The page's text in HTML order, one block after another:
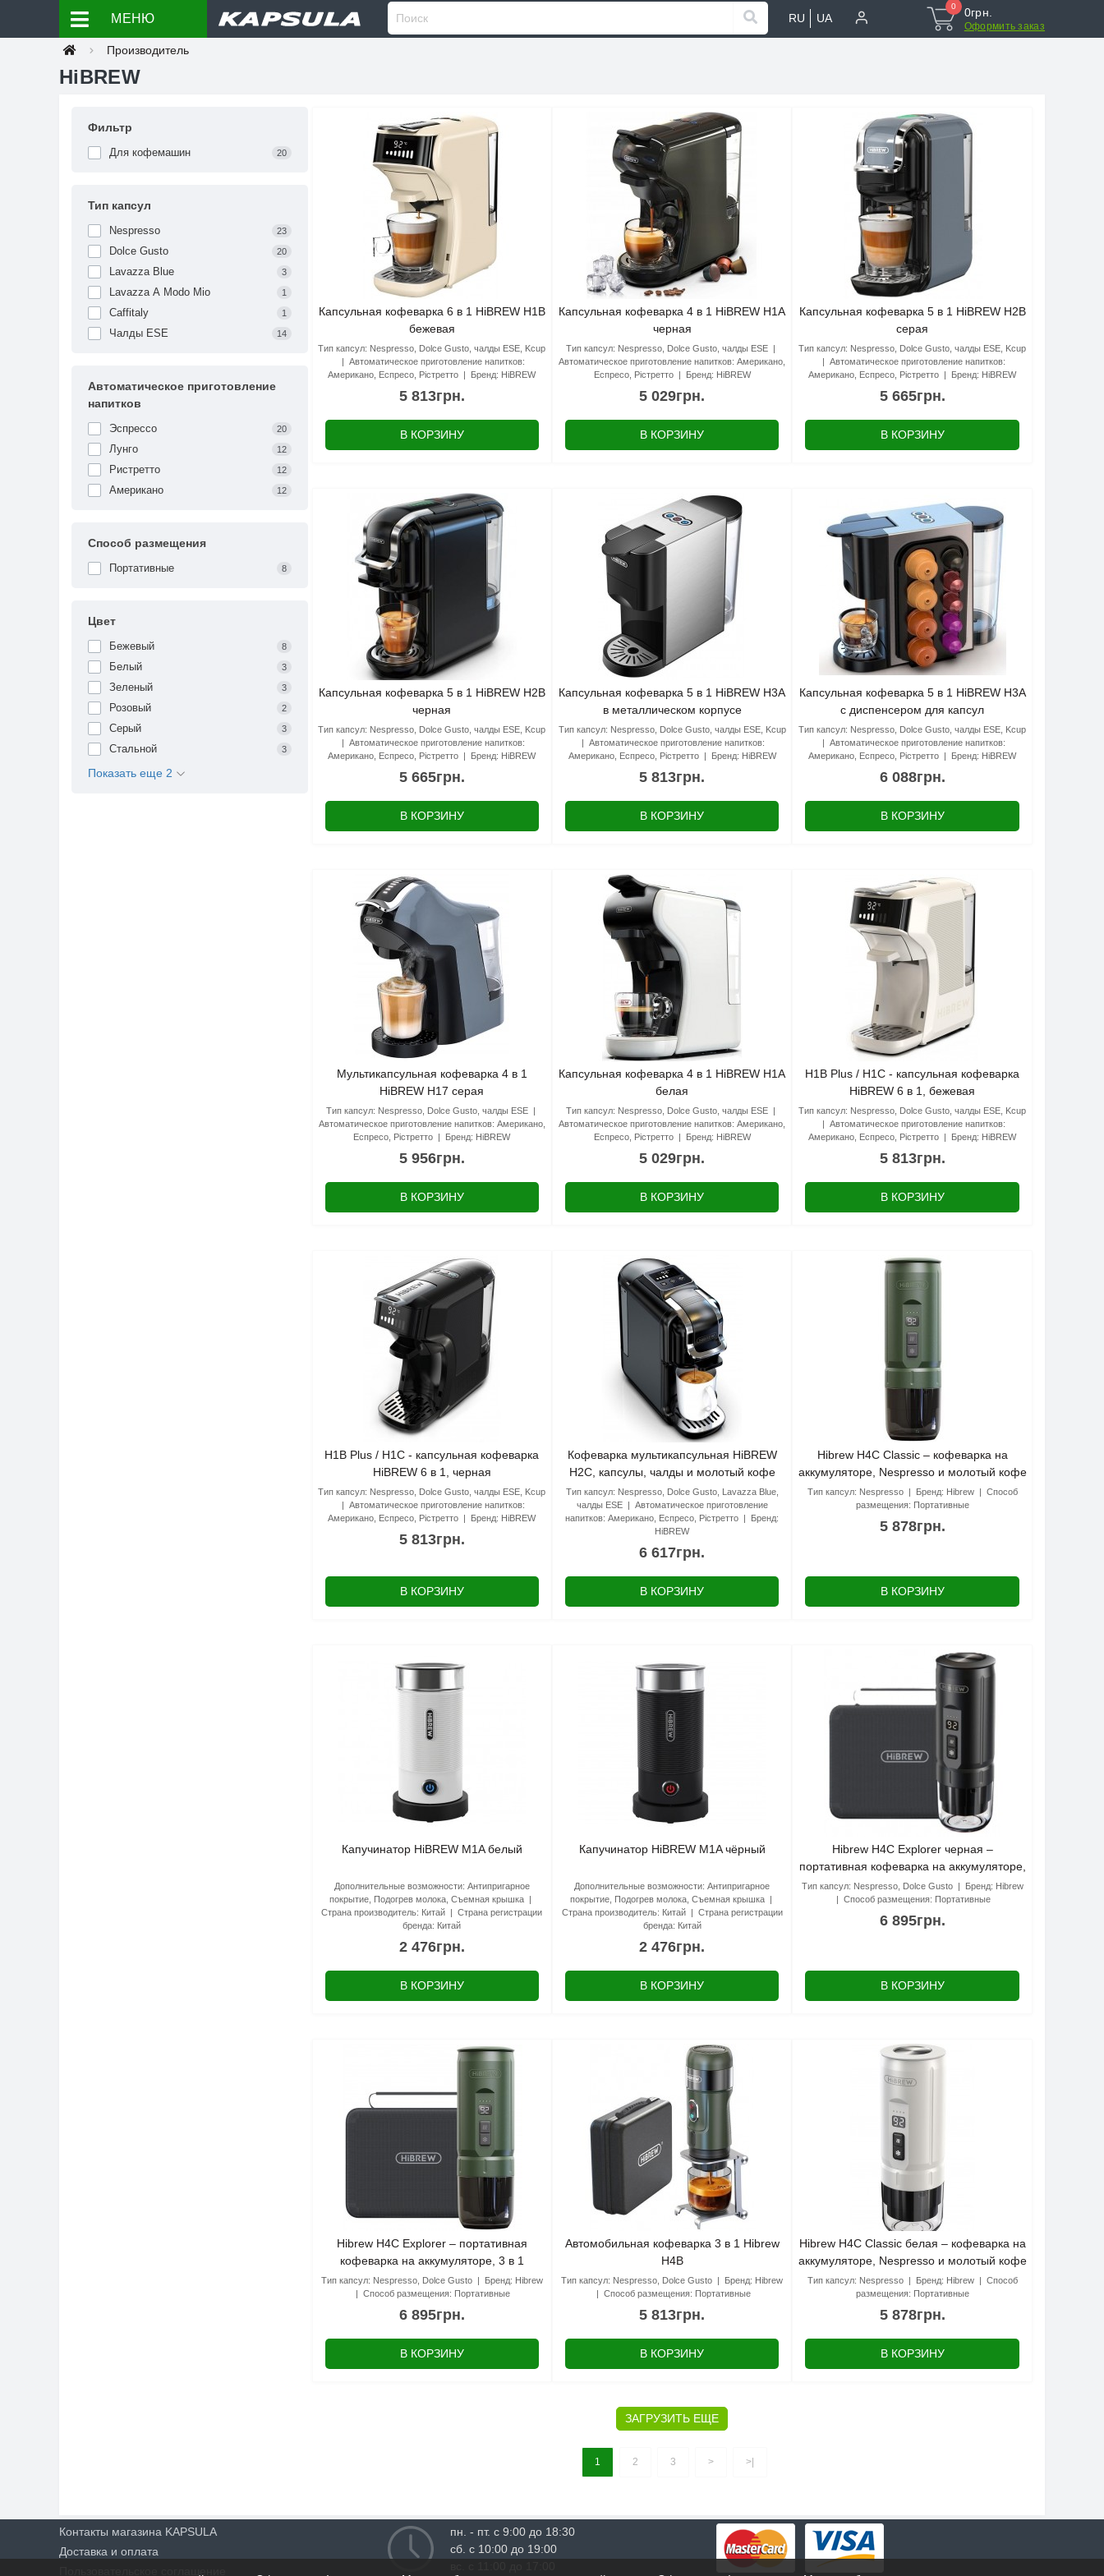
МЕНЮ RU UA
0 0грн.
Оформить заказ
Производитель
HiBREW
Фильтр
Для кофемашин 20
Тип капсул
Nespresso 23
Dolce Gusto 20
Lavazza Blue 3
Lavazza A Modo Mio 1
Caffitaly 1
Чалды ESE 14
Автоматическое приготовление
напитков
Эспрессо 20
Лунго 12
Ристретто 12
Американо 12
Способ размещения
Портативные 8
Цвет
Бежевый 8
Белый 3
Зеленый 3
Розовый 2
Серый 3
Стальной 3
Показать еще 2
Капсульная кофеварка 6 в 1 HiBREW H1B
бежевая
Тип капсул: Nespresso, Dolce Gusto, чалды ESE, Kcup
Автоматическое приготовление напитков:
Американо, Еспресо, Рістретто
Бренд: HiBREW
5 813грн.
В КОРЗИНУ
Капсульная кофеварка 4 в 1 HiBREW H1A
черная
Тип капсул: Nespresso, Dolce Gusto, чалды ESE
Автоматическое приготовление напитков: Американо,
Еспресо, Рістретто
Бренд: HiBREW
5 029грн.
В КОРЗИНУ
Капсульная кофеварка 5 в 1 HiBREW H2B
серая
Тип капсул: Nespresso, Dolce Gusto, чалды ESE, Kcup
Автоматическое приготовление напитков:
Американо, Еспресо, Рістретто
Бренд: HiBREW
5 665грн.
В КОРЗИНУ
Капсульная кофеварка 5 в 1 HiBREW H2B
черная
Тип капсул: Nespresso, Dolce Gusto, чалды ESE, Kcup
Автоматическое приготовление напитков:
Американо, Еспресо, Рістретто
Бренд: HiBREW
5 665грн.
В КОРЗИНУ
Капсульная кофеварка 5 в 1 HiBREW H3A
в металлическом корпусе
Тип капсул: Nespresso, Dolce Gusto, чалды ESE, Kcup
Автоматическое приготовление напитков:
Американо, Еспресо, Рістретто
Бренд: HiBREW
5 813грн.
В КОРЗИНУ
Капсульная кофеварка 5 в 1 HiBREW H3A
с диспенсером для капсул
Тип капсул: Nespresso, Dolce Gusto, чалды ESE, Kcup
Автоматическое приготовление напитков:
Американо, Еспресо, Рістретто
Бренд: HiBREW
6 088грн.
В КОРЗИНУ
Мультикапсульная кофеварка 4 в 1
HiBREW H17 серая
Тип капсул: Nespresso, Dolce Gusto, чалды ESE
Автоматическое приготовление напитков: Американо,
Еспресо, Рістретто
Бренд: HiBREW
5 956грн.
В КОРЗИНУ
Капсульная кофеварка 4 в 1 HiBREW H1A
белая
Тип капсул: Nespresso, Dolce Gusto, чалды ESE
Автоматическое приготовление напитков: Американо,
Еспресо, Рістретто
Бренд: HiBREW
5 029грн.
В КОРЗИНУ
H1B Plus / H1C - капсульная кофеварка
HiBREW 6 в 1, бежевая
Тип капсул: Nespresso, Dolce Gusto, чалды ESE, Kcup
Автоматическое приготовление напитков:
Американо, Еспресо, Рістретто
Бренд: HiBREW
5 813грн.
В КОРЗИНУ
H1B Plus / H1C - капсульная кофеварка
HiBREW 6 в 1, черная
Тип капсул: Nespresso, Dolce Gusto, чалды ESE, Kcup
Автоматическое приготовление напитков:
Американо, Еспресо, Рістретто
Бренд: HiBREW
5 813грн.
В КОРЗИНУ
Кофеварка мультикапсульная HiBREW
H2C, капсулы, чалды и молотый кофе
Тип капсул: Nespresso, Dolce Gusto, Lavazza Blue,
чалды ESE
Автоматическое приготовление
напитков: Американо, Еспресо, Рістретто
Бренд:
HiBREW
6 617грн.
В КОРЗИНУ
Hibrew H4C Classic – кофеварка на
аккумуляторе, Nespresso и молотый кофе
Тип капсул: Nespresso Бренд: Hibrew
Способ
размещения: Портативные
5 878грн.
В КОРЗИНУ
Капучинатор HiBREW M1A белый
Дополнительные возможности: Антипригарное
покрытие, Подогрев молока, Съемная крышка
Страна производитель: Китай
Страна регистрации
бренда: Китай
2 476грн.
В КОРЗИНУ
Капучинатор HiBREW M1A чёрный
Дополнительные возможности: Антипригарное
покрытие, Подогрев молока, Съемная крышка
Страна производитель: Китай
Страна регистрации
бренда: Китай
2 476грн.
В КОРЗИНУ
Hibrew H4C Explorer черная –
портативная кофеварка на аккумуляторе,
3 в 1
Тип капсул: Nespresso, Dolce Gusto Бренд: Hibrew
Способ размещения: Портативные
6 895грн.
В КОРЗИНУ
Hibrew H4C Explorer – портативная
кофеварка на аккумуляторе, 3 в 1
Тип капсул: Nespresso, Dolce Gusto Бренд: Hibrew
Способ размещения: Портативные
6 895грн.
В КОРЗИНУ
Автомобильная кофеварка 3 в 1 Hibrew
H4B
Тип капсул: Nespresso, Dolce Gusto Бренд: Hibrew
Способ размещения: Портативные
5 813грн.
В КОРЗИНУ
Hibrew H4C Classic белая – кофеварка на
аккумуляторе, Nespresso и молотый кофе
Тип капсул: Nespresso Бренд: Hibrew
Способ
размещения: Портативные
5 878грн.
В КОРЗИНУ
ЗАГРУЗИТЬ ЕЩЕ
1 2 3 > >|
Контакты магазина KAPSULA
Доставка и оплата
пн. - пт. с 9:00 до 18:30
сб. с 10:00 до 19:00